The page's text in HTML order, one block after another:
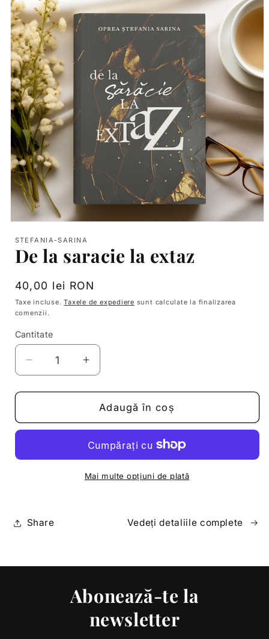
media
într-
modală
STEFANIA-SARINA
De la saracie la extaz
Preț
obișnuit
40,00 lei RON
Taxe incluse.Taxele de expediere sunt calculate la finalizarea
comenzii.
Cantitate
Reduceți
cantitatea
pentru
la
extaz
Creșteți
cantitatea
pentru
De
la
la
extaz
Adaugă în coș
Mai multe opțiuni de plată
Share Vedeți detaliile complete
Abonează-te la
newsletter